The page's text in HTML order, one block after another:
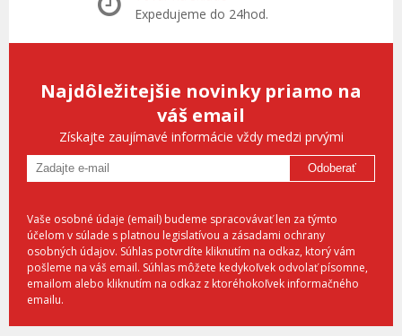
Expedujeme do 24hod.
Najdôležitejšie novinky priamo na
váš email
Získajte zaujímavé informácie vždy medzi prvými
Odoberať
Vaše osobné údaje (email) budeme spracovávať len za týmto
účelom v súlade s platnou legislatívou a zásadami ochrany
osobných údajov. Súhlas potvrdíte kliknutím na odkaz, ktorý vám
pošleme na váš email. Súhlas môžete kedykoľvek odvolať písomne,
emailom alebo kliknutím na odkaz z ktoréhokoľvek informačného
emailu.